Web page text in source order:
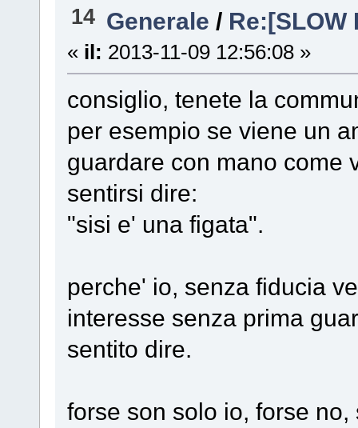
14 Generale /
« il: 2013-11-09 12:56:08 »
consiglio, tenete la
per esempio se viene un
guardare con mano come
sentirsi dire:
"sisi e' una figata".
perche' io, senza fiducia
interesse senza prima
sentito dire.
forse son solo io, forse